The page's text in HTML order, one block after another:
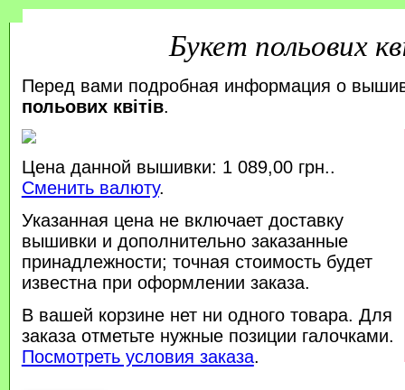
Букет польових
Перед вами подробная информация о
польових квітів.
Цена данной вышивки: 1 089,00 грн..
Сменить валюту.
Указанная цена не включает доставку
вышивки и дополнительно заказанные
принадлежности; точная стоимость будет
известна при оформлении заказа.
В вашей корзине нет ни одного товара. Для
заказа отметьте нужные позиции галочками.
Посмотреть условия заказа.